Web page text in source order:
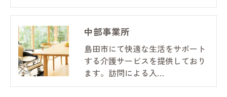
中部事業所
島田市にて快適な生活をサポート
する介護サービスを提供しており
ます。訪問による入…